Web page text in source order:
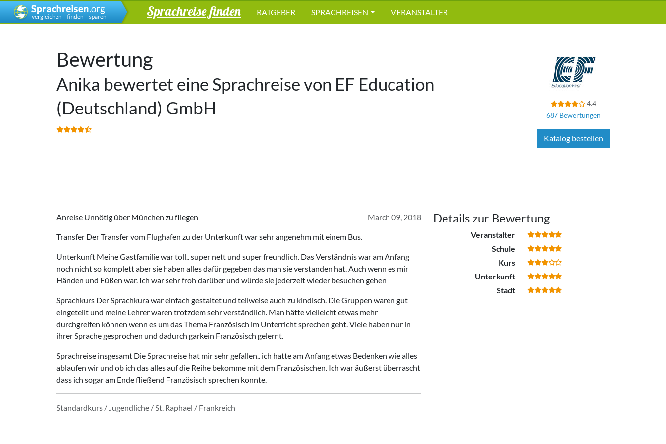
Sprachreise finden RATGEBER SPRACHREISEN VERANSTALTER
Bewertung
Anika bewertet eine Sprachreise von EF Education
(Deutschland) GmbH
4.4
687 Bewertungen
Katalog bestellen
March 09, 2018
Anreise Unnötig über München zu fliegen
Transfer Der Transfer vom Flughafen zu der Unterkunft war sehr angenehm mit einem Bus.
Unterkunft Meine Gastfamilie war toll.. super nett und super freundlich. Das Verständnis war am Anfang
noch nicht so komplett aber sie haben alles dafür gegeben das man sie verstanden hat. Auch wenn es mir
Händen und Füßen war. Ich war sehr froh darüber und würde sie jederzeit wieder besuchen gehen
Sprachkurs Der Sprachkura war einfach gestaltet und teilweise auch zu kindisch. Die Gruppen waren gut
eingeteilt und meine Lehrer waren trotzdem sehr verständlich. Man hätte vielleicht etwas mehr
durchgreifen können wenn es um das Thema Französisch im Unterricht sprechen geht. Viele haben nur in
ihrer Sprache gesprochen und dadurch garkein Französisch gelernt.
Sprachreise insgesamt Die Sprachreise hat mir sehr gefallen.. ich hatte am Anfang etwas Bedenken wie alles
ablaufen wir und ob ich das alles auf die Reihe bekomme mit dem Französischen. Ich war äußerst überrascht
dass ich sogar am Ende fließend Französisch sprechen konnte.
Standardkurs / Jugendliche / St. Raphael / Frankreich
Details zur Bewertung
Veranstalter
Schule
Kurs
Unterkunft
Stadt